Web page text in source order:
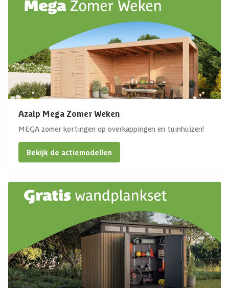
Azalp Mega Zomer Weken
MEGA zomer kortingen op overkappingen en tuinhuizen!
Bekijk de actiemodellen